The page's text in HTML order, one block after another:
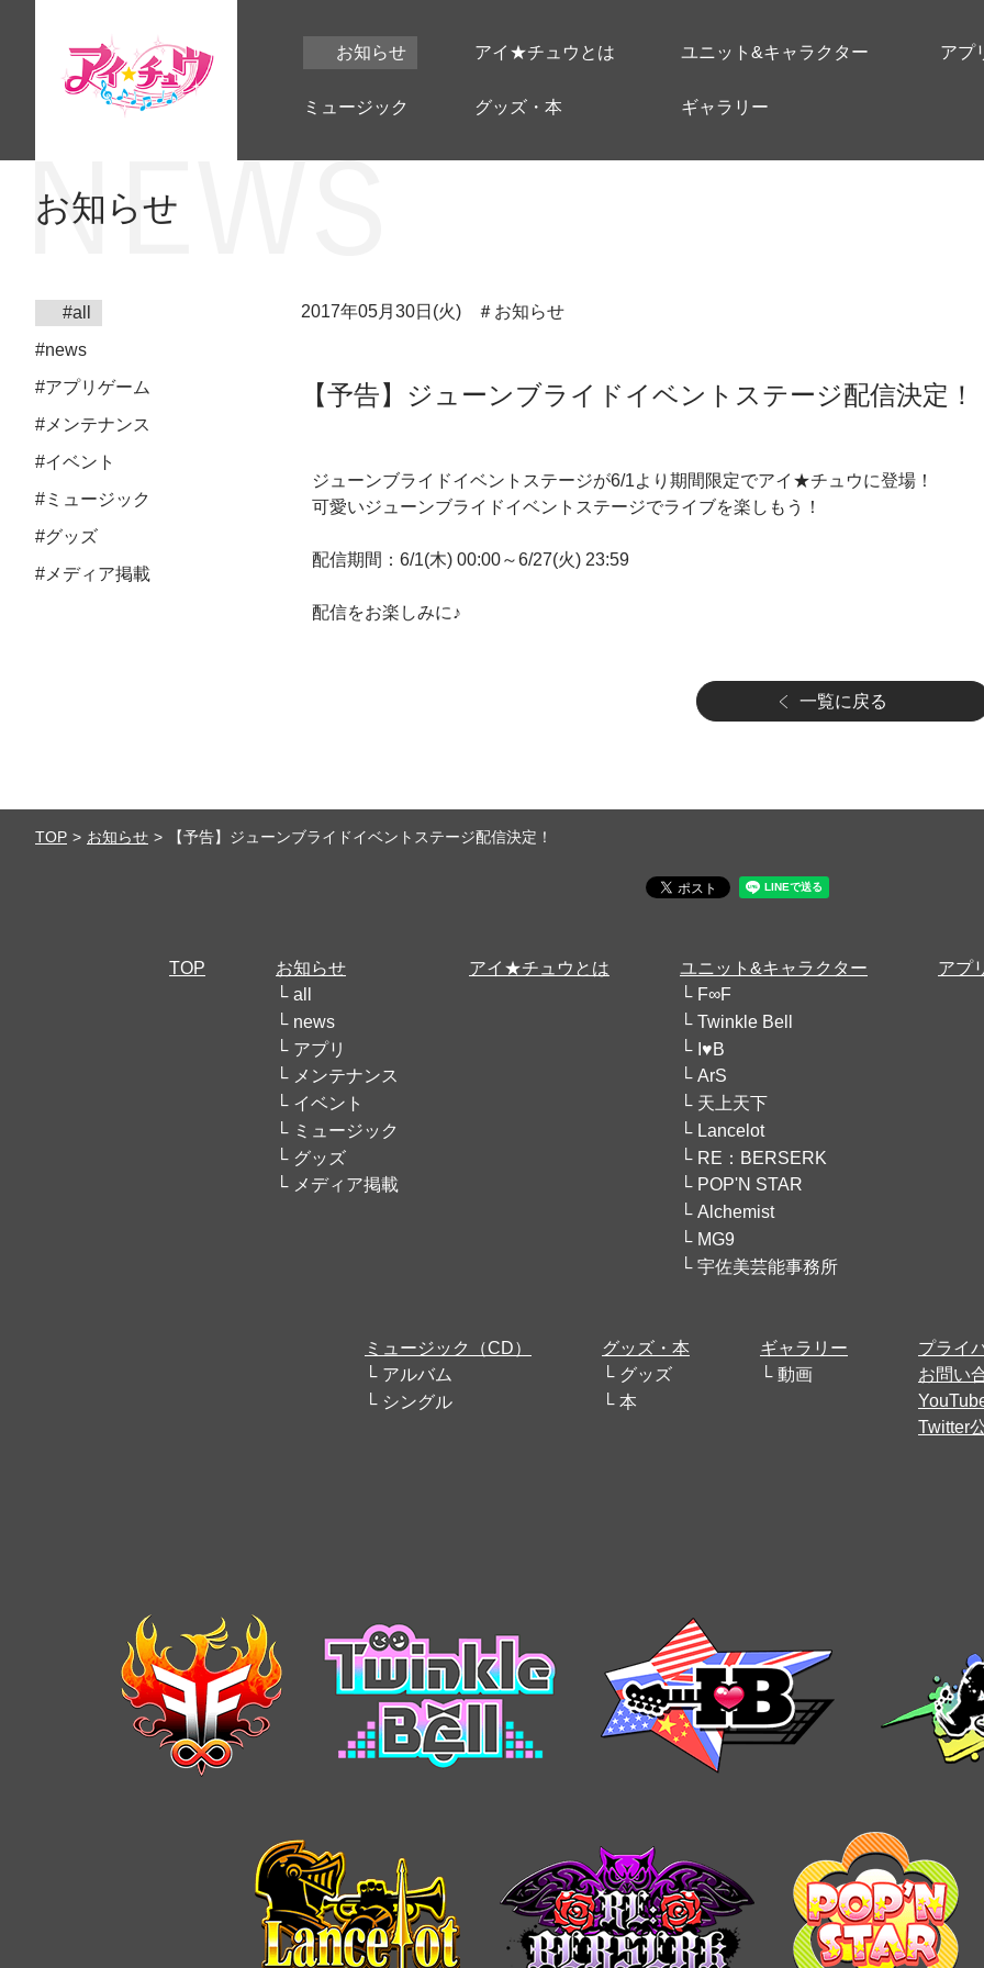
お知らせ アイ★チュウとは ユニット&キャラクター アプ
ミュージック グッズ・本 ギャラリー
お知らせ
#all
#news
#アプリゲーム
#メンテナンス
#イベント
#ミュージック
#グッズ
#メディア掲載
2017年05月30日(火) ＃お知らせ
【予告】ジューンブライドイベントステージ配信決定！
ジューンブライドイベントステージが6/1より期間限定でアイ★チュウに登場！
可愛いジューンブライドイベントステージでライブを楽しもう！
配信期間：6/1(木) 00:00～6/27(火) 23:59
配信をお楽しみに♪
一覧に戻る
TOP お知らせ 【予告】ジューンブライドイベントステージ配信決定！
TOP
お知らせ
all
news
アプリ
メンテナンス
イベント
ミュージック
グッズ
メディア掲載
アイ★チュウとは
ユニット&キャラクター
F∞F
Twinkle Bell
I♥B
ArS
天上天下
Lancelot
RE：BERSERK
POP'N STAR
Alchemist
MG9
宇佐美芸能事務所
アプ
ミュージック（CD）
アルバム
シングル
グッズ・本
グッズ
本
ギャラリー
動画
プライ
お問い
Twitter